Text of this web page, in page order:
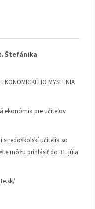
Štefánika
MYSLENIA
ekonómia pre učiteľov
stredoškolskí učitelia so
môžu prihlásiť do 31. júla